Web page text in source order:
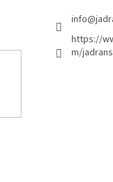
info@
https://
m/